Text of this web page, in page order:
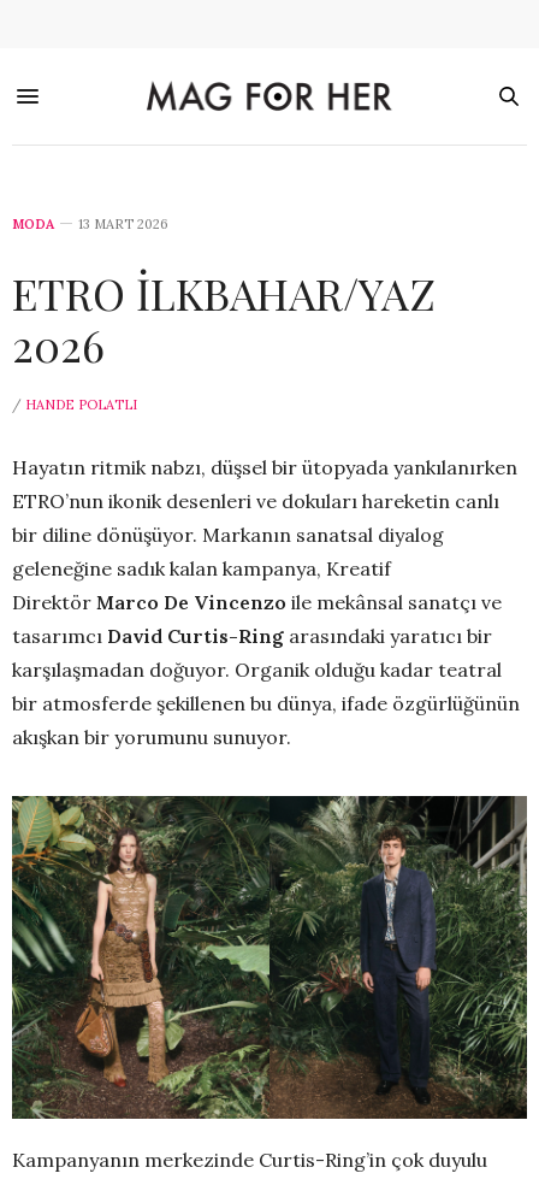
MODA 13 MART 2026
ETRO İLKBAHAR/YAZ
2026
/ HANDE POLATLI
Hayatın ritmik nabzı, düşsel bir ütopyada yankılanırken
ETRO’nun ikonik desenleri ve dokuları hareketin canlı
bir diline dönüşüyor. Markanın sanatsal diyalog
geleneğine sadık kalan kampanya, Kreatif
Direktör Marco De Vincenzo ile mekânsal sanatçı ve
tasarımcı David Curtis-Ring arasındaki yaratıcı bir
karşılaşmadan doğuyor. Organik olduğu kadar teatral
bir atmosferde şekillenen bu dünya, ifade özgürlüğünün
akışkan bir yorumunu sunuyor.
Kampanyanın merkezinde Curtis-Ring’in çok duyulu